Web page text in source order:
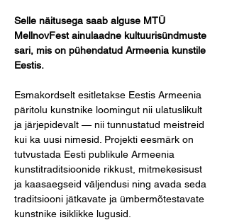
Selle näitusega saab alguse MTÜ
MellnovFest ainulaadne kultuurisündmuste
sari, mis on pühendatud Armeenia kunstile
Eestis.
Esmakordselt esitletakse Eestis Armeenia
päritolu kunstnike loomingut nii ulatuslikult
ja järjepidevalt — nii tunnustatud meistreid
kui ka uusi nimesid. Projekti eesmärk on
tutvustada Eesti publikule Armeenia
kunstitraditsioonide rikkust, mitmekesisust
ja kaasaegseid väljendusi ning avada seda
traditsiooni jätkavate ja ümbermõtestavate
kunstnike isiklikke lugusid.